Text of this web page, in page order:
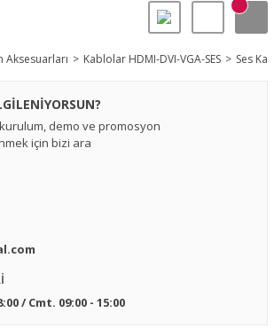
Aksesuarları Kablolar HDMI-DVI-VGA-SES Ses
demo ve promosyon
için bizi ara
/ Cmt. 09:00 - 15:00